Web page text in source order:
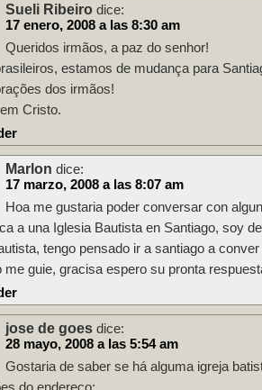
Sueli Ribeiro dice:
17 enero, 2008 a las 8:30 am
Queridos irmãos, a paz do senhor!
estamos de mudança para
dos irmãos!
Cristo.
Marlon dice:
17 marzo, 2008 a las 8:07 am
Hoa me gustaria poder conversar con
a una Iglesia Bautista en Santiago, soy
tengo pensado ir a santiago a
me guie, gracisa espero su pronta
jose de goes dice:
28 mayo, 2008 a las 5:54 am
Gostaria de saber se há alguma igreja